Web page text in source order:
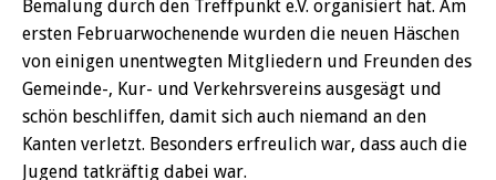
Bemalung durch den Treffpunkt e.V. organisiert hat. Am
ersten Februarwochenende wurden die neuen Häschen
von einigen unentwegten Mitgliedern und Freunden des
Gemeinde-, Kur- und Verkehrsvereins ausgesägt und
schön beschliffen, damit sich auch niemand an den
Kanten verletzt. Besonders erfreulich war, dass auch die
Jugend tatkräftig dabei war.